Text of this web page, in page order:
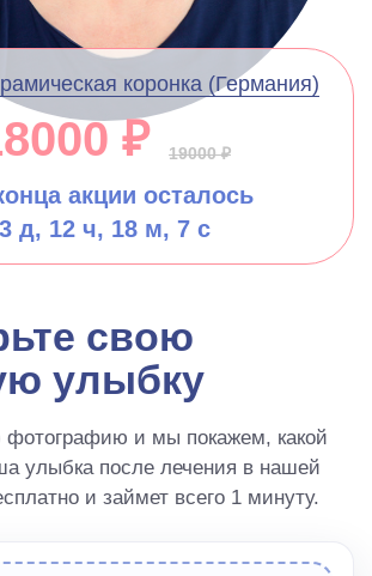
коронка (Германия)
₽ 19000 ₽
акции осталось
3 д, 12 ч, 18 м, 6 с
свою
улыбку
фотографию и мы покажем, какой
улыбка после лечения в нашей
и займет всего 1 минуту.